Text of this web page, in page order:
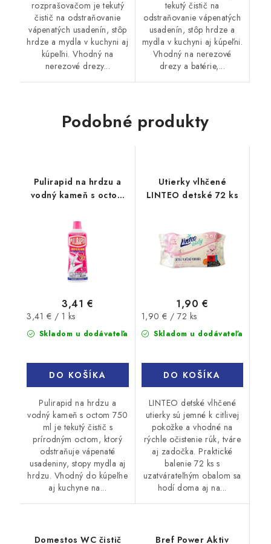
rozprašovačom je tekutý
čistič na odstraňovanie
vápenatých usadenín, stôp
hrdze a mydla v kuchyni aj
kúpeľni. Vhodný na
nerezové drezy...
tekutý čistič na
odstraňovanie vápenatých
usadenín, stôp hrdze a
mydla v kuchyni aj kúpeľni.
Vhodný na nerezové
drezy a batérie,...
Podobné produkty
Pulirapid na hrdzu a
vodný kameň s octom
Skladom u dodávateľa
3,41 €
Jednotková
cena:
3,41 € / 1 ks
DO KOŠÍKA
Pulirapid na hrdzu a
vodný kameň s octom 750
ml je tekutý čistič s
prírodným octom, ktorý
odstraňuje vápenaté
usadeniny, stopy mydla aj
hrdzu. Vhodný do kúpeľne
aj kuchyne na...
Utierky vlhčené
LINTEO detské 72 ks
Skladom u dodávateľa
1,90 €
Jednotková
cena:
1,90 € / 72 ks
DO KOŠÍKA
LINTEO detské vlhčené
utierky sú jemné k citlivej
pokožke a vhodné na
rýchle očistenie rúk, tváre
aj zadočka. Praktické
balenie 72 ks s
uzatvárateľným obalom sa
hodí doma aj na...
Domestos WC čistič Bref Power Aktiv